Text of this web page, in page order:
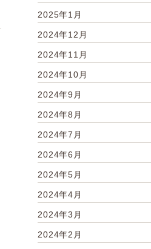
2025年1月
2024年12月
2024年11月
2024年10月
2024年9月
2024年8月
2024年7月
2024年6月
2024年5月
2024年4月
2024年3月
2024年2月